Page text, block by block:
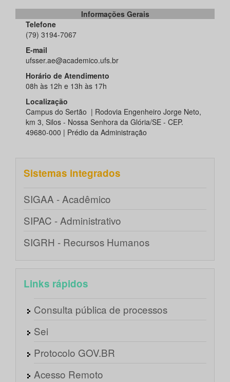
Informações Gerais
Telefone
(79) 3194-7067
E-mail
ufsser.ae@academico.ufs.br
Horário de Atendimento
08h às 12h e 13h às 17h
Localização
Campus do Sertão | Rodovia Engenheiro Jorge Neto,
km 3, Silos - Nossa Senhora da Glória/SE - CEP.
49680-000 | Prédio da Administração
Sistemas integrados
SIGAA - Acadêmico
SIPAC - Administrativo
SIGRH - Recursos Humanos
Links rápidos
Consulta pública de processos
Sei
Protocolo GOV.BR
Acesso Remoto